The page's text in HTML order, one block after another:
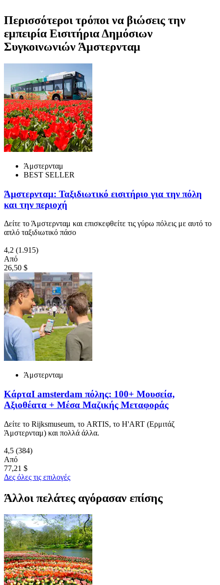
Περισσότεροι τρόποι να βιώσεις την
εμπειρία Εισιτήρια Δημόσιων
Συγκοινωνιών Άμστερνταμ
Άμστερνταμ
BEST SELLER
Άμστερνταμ: Ταξιδιωτικό εισιτήριο για την πόλη
και την περιοχή
Δείτε το Άμστερνταμ και επισκεφθείτε τις γύρω πόλεις με αυτό το
απλό ταξιδιωτικό πάσο
4,2 (1.915)
Από
26,50 $
Άμστερνταμ
ΚάρταI amsterdam πόλης: 100+ Μουσεία,
Αξιοθέατα + Μέσα Μαζικής Μεταφοράς
Δείτε το Rijksmuseum, το ARTIS, το H'ART (Ερμιτάζ
Άμστερνταμ) και πολλά άλλα.
4,5 (384)
Από
77,21 $
Δες όλες τις επιλογές
Άλλοι πελάτες αγόρασαν επίσης